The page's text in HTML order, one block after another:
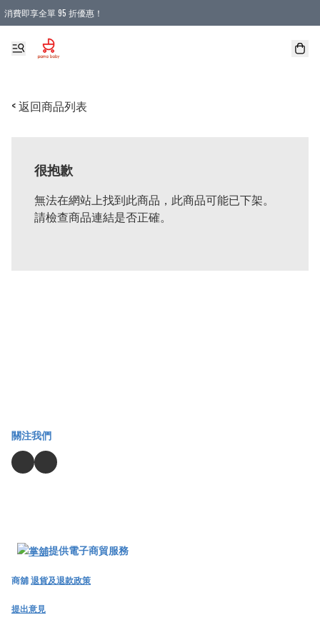
消費即享全單 95 折優惠！
購物滿 HKD 900.00即享免運費優惠！（適用於 本地送貨、本地取貨 )
< 返回商品列表
很抱歉
無法在網站上找到此商品，此商品可能已下架。
請檢查商品連結是否正確。
關注我們
提供電子商貿服務
商舖退貨及退款政策
提出意見